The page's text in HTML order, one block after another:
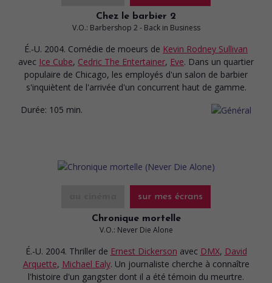
Chez le barbier 2
V.O.: Barbershop 2 - Back in Business
É.-U. 2004. Comédie de moeurs de Kevin Rodney Sullivan
avec Ice Cube, Cedric The Entertainer, Eve. Dans un quartier
populaire de Chicago, les employés d'un salon de barbier
s'inquiètent de l'arrivée d'un concurrent haut de gamme.
Durée: 105 min.
sur mes écrans
Chronique mortelle
V.O.: Never Die Alone
É.-U. 2004. Thriller de Ernest Dickerson avec DMX, David
Arquette, Michael Ealy. Un journaliste cherche à connaître
l'histoire d'un gangster dont il a été témoin du meurtre.